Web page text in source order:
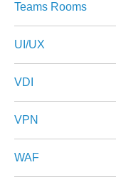
Teams Rooms
UI/UX
VDI
VPN
WAF